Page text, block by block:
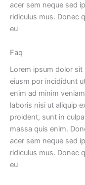
acer sem neque sed
ridiculus mus. Donec
eu
Faq
Lorem ipsum dolor
eiusm por incididunt
enim ad minim
laboris nisi ut aliquip
proident, sunt in
massa quis enim.
acer sem neque sed
ridiculus mus. Donec
eu